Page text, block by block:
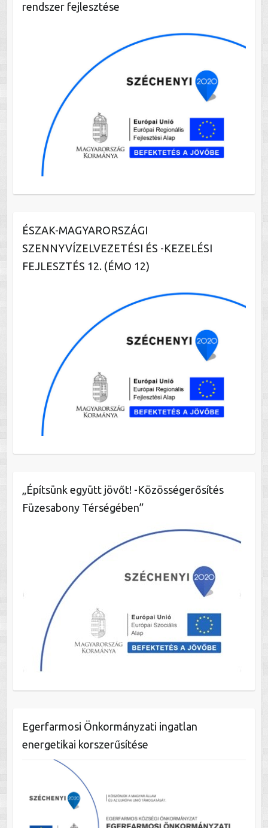
rendszer fejlesztése
ÉSZAK-MAGYARORSZÁGI
SZENNYVÍZELVEZETÉSI ÉS -KEZELÉSI
FEJLESZTÉS 12. (ÉMO 12)
„Építsünk együtt jövőt! -Közösségerősítés
Füzesabony Térségében”
Egerfarmosi Önkormányzati ingatlan
energetikai korszerűsítése